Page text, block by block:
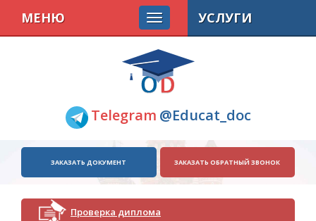
Telegram @Educat_doc
МЕНЮ
ЗАКАЗАТЬ ДОКУМЕНТ ЗАКАЗАТЬ ОБРАТНЫЙ ЗВОНОК
Проверка диплома
УСЛУГИ